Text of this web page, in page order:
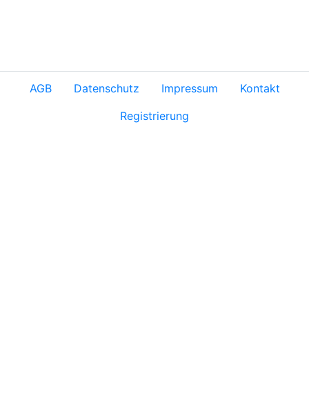
AGB Datenschutz Impressum
Kontakt
Registrierung